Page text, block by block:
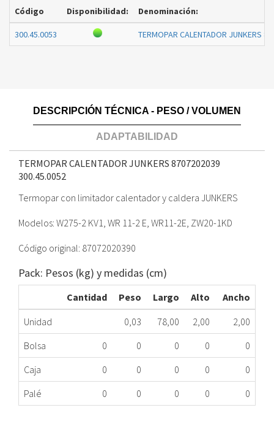
Código Disponibilidad: Denominación:
300.45.0053 TERMOPAR CALENTADOR JUNKERS
DESCRIPCIÓN TÉCNICA - PESO / VOLUMEN
ADAPTABILIDAD
TERMOPAR CALENTADOR JUNKERS 8707202039
300.45.0052
Termopar con limitador calentador y caldera JUNKERS
Modelos: W275-2 KV1, WR 11-2 E, WR11-2E, ZW20-1KD
Código original: 87072020390
Pack: Pesos (kg) y medidas (cm)
Cantidad Peso Largo Alto
Ancho
Unidad
0,03 78,00 2,00
2,00
Bolsa
0 0 0 0
0
Caja
0 0 0 0
0
Palé
0 0 0 0 0